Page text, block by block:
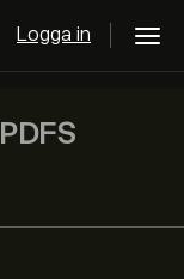
Logga in
PDFS